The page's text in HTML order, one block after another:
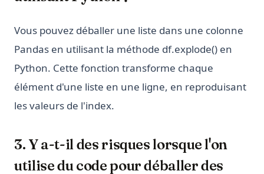
Vous pouvez déballer une liste dans une colonne
Pandas en utilisant la méthode df.explode() en
Python. Cette fonction transforme chaque
élément d'une liste en une ligne, en reproduisant
les valeurs de l'index.
3. Y a-t-il des risques lorsque l'on
utilise du code pour déballer des